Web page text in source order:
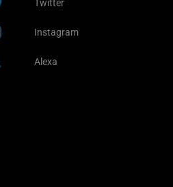
Twitter
Instagram
Alexa